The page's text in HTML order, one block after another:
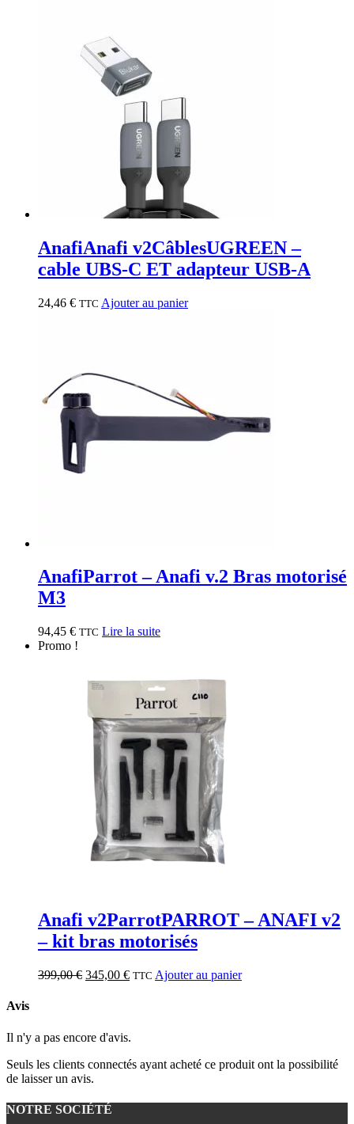
AnafiAnafi v2CâblesUGREEN –
cable UBS-C ET adapteur USB-A
24,46 € TTC Ajouter au panier
AnafiParrot – Anafi v.2 Bras motorisé
M3
94,45 € TTC Lire la suite
Promo !
Anafi v2ParrotPARROT – ANAFI v2
– kit bras motorisés
399,00€ Le
399,00 €.
345,00 €Le
TTC Ajouter au panier
Avis
Il n'y a pas encore d'avis.
Seuls les clients connectés ayant acheté ce produit ont la possibilité
de laisser un avis.
NOTRE SOCIÉTÉ